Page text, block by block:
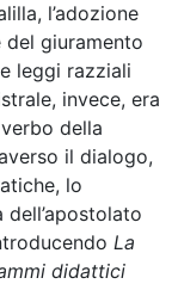
l’adozione
del giuramento
leggi razziali
invece, era
della
il dialogo,
lo
dell’apostolato
La
didattici